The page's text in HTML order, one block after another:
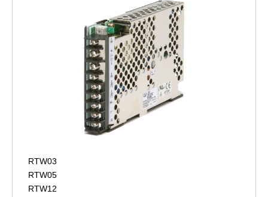
RTW03
RTW05
RTW12